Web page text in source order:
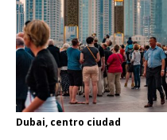
Dubai, centro ciudad